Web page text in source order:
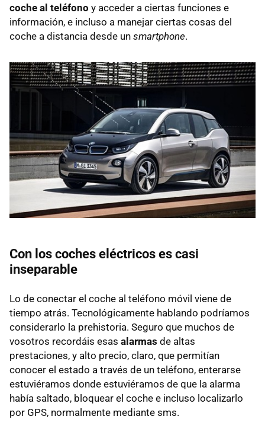
coche al teléfono y acceder a ciertas funciones e
información, e incluso a manejar ciertas cosas del
coche a distancia desde un smartphone.
Con los coches eléctricos es casi
inseparable
Lo de conectar el coche al teléfono móvil viene de
tiempo atrás. Tecnológicamente hablando podríamos
considerarlo la prehistoria. Seguro que muchos de
vosotros recordáis esas alarmas de altas
prestaciones, y alto precio, claro, que permitían
conocer el estado a través de un teléfono, enterarse
estuviéramos donde estuviéramos de que la alarma
había saltado, bloquear el coche e incluso localizarlo
por GPS, normalmente mediante sms.